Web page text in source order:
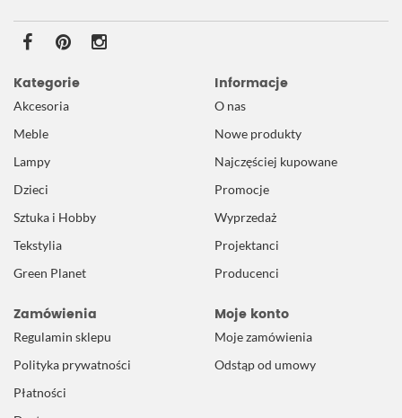
Kategorie
Akcesoria
Meble
Lampy
Dzieci
Sztuka i Hobby
Tekstylia
Green Planet
Informacje
O nas
Nowe produkty
Najczęściej kupowane
Promocje
Wyprzedaż
Projektanci
Producenci
Zamówienia
Regulamin sklepu
Polityka prywatności
Płatności
Moje konto
Moje zamówienia
Odstąp od umowy